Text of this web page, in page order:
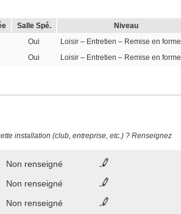
Salle Spé.
Niveau
Oui
Loisir – Entretien – Remise en forme
Oui Loisir – Entretien – Remise en forme
installation (club, entreprise, etc.) ? Renseignez
Non renseigné
Non renseigné
Non renseigné